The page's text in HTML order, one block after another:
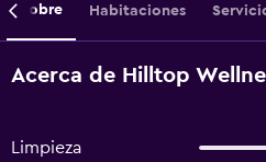
Sobre Habitaciones
Acerca de Hilltop
Limpieza